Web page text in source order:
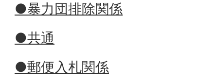
●暴力団排除関係
●共通
●郵便入札関係